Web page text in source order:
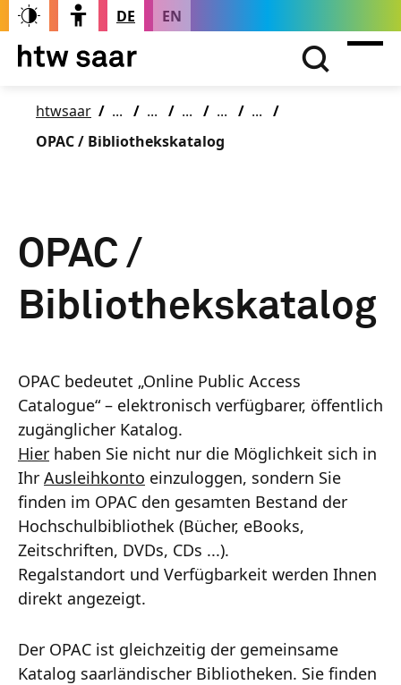
DE EN
htwsaar
OPAC / Bibliothekskatalog
OPAC /
Bibliothekskatalog
OPAC bedeutet „Online Public Access
Catalogue“ – elektronisch verfügbarer, öffentlich
zugänglicher Katalog.
Hier haben Sie nicht nur die Möglichkeit sich in
Ihr Ausleihkonto einzuloggen, sondern Sie
finden im OPAC den gesamten Bestand der
Hochschulbibliothek (Bücher, eBooks,
Zeitschriften, DVDs, CDs ...).
Regalstandort und Verfügbarkeit werden Ihnen
direkt angezeigt.
Der OPAC ist gleichzeitig der gemeinsame
Katalog saarländischer Bibliotheken. Sie finden